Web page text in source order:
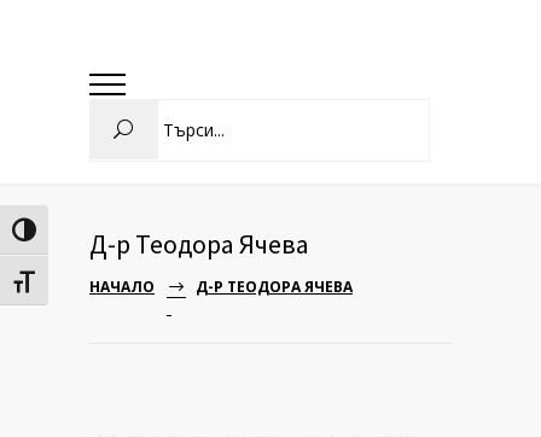
Toggle High Contrast
Toggle Font size
Д-р Теодора Ячева
НАЧАЛО Д-Р ТЕОДОРА ЯЧЕВА